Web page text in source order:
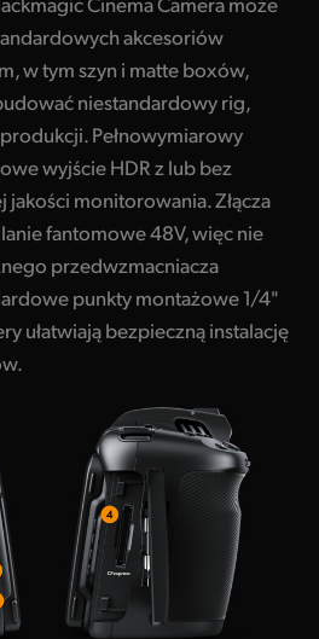
akcesoriów
w tym szyn i matte boxów,
niestandardowy rig,
Pełnowymiarowy
wyjście HDR z lub bez
jakości monitorowania. Złącza
fantomowe 48V, więc nie
przedwzmacniacza
punkty montażowe 1/4"
ułatwiają bezpieczną instalację